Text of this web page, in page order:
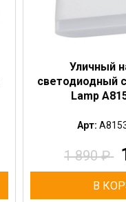
Уличный
светодиодный
Lamp
Арт:
1 890₽
В